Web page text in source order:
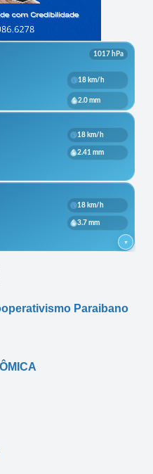
Paraibano